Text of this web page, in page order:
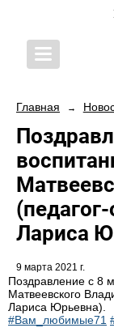
Главная →
Лариса
9 марта 2021 г.
Поздравление с 8
Матвеевского
Лариса Юрьевна).
#Вам_любимые71